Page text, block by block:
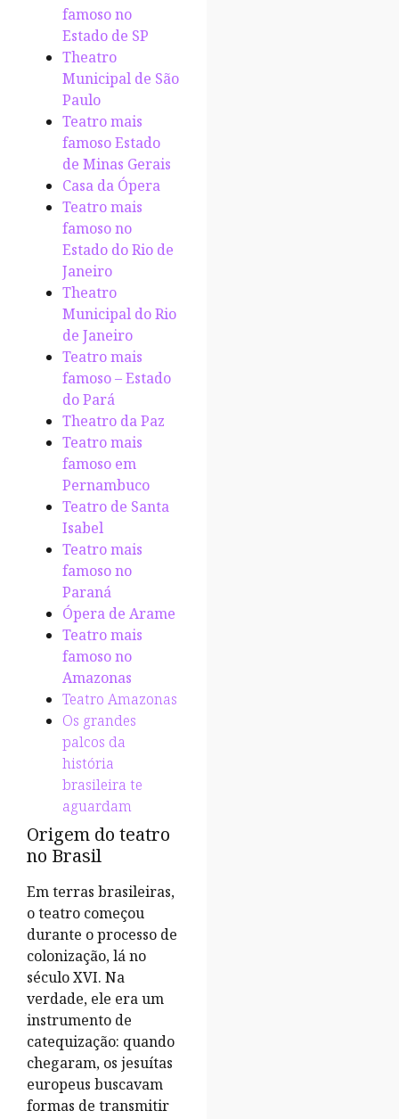
famoso no
Estado de SP
Theatro
Municipal de São
Paulo
Teatro mais
famoso Estado
de Minas Gerais
Casa da Ópera
Teatro mais
famoso no
Estado do Rio de
Janeiro
Theatro
Municipal do Rio
de Janeiro
Teatro mais
famoso – Estado
do Pará
Theatro da Paz
Teatro mais
famoso em
Pernambuco
Teatro de Santa
Isabel
Teatro mais
famoso no
Paraná
Ópera de Arame
Teatro mais
famoso no
Amazonas
Teatro Amazonas
Os grandes
palcos da
história
brasileira te
aguardam
Origem do teatro
no Brasil
Em terras brasileiras,
o teatro começou
durante o processo de
colonização, lá no
século XVI. Na
verdade, ele era um
instrumento de
catequização: quando
chegaram, os jesuítas
europeus buscavam
formas de transmitir